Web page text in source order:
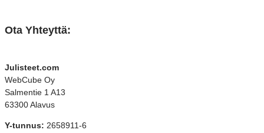
Ota Yhteyttä:
Julisteet.com
WebCube Oy
Salmentie 1 A13
63300 Alavus
Y-tunnus: 2658911-6